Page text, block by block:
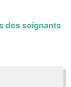
des soignants